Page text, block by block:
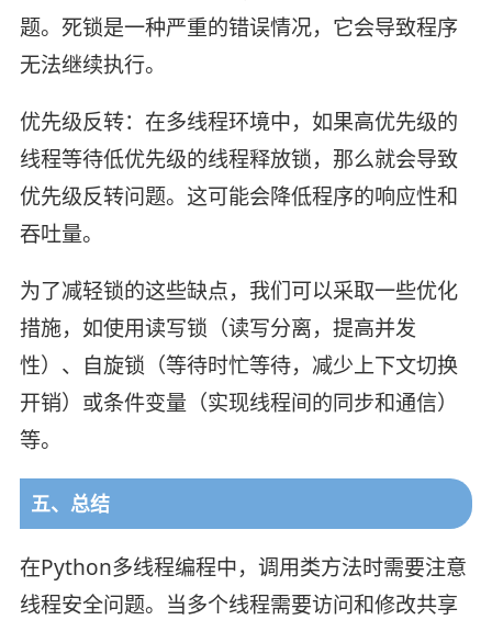
题。死锁是一种严重的错误情况，它会导致程序
无法继续执行。
优先级反转：在多线程环境中，如果高优先级的
线程等待低优先级的线程释放锁，那么就会导致
优先级反转问题。这可能会降低程序的响应性和
吞吐量。
为了减轻锁的这些缺点，我们可以采取一些优化
措施，如使用读写锁（读写分离，提高并发
性）、自旋锁（等待时忙等待，减少上下文切换
开销）或条件变量（实现线程间的同步和通信）
等。
五、总结
在Python多线程编程中，调用类方法时需要注意
线程安全问题。当多个线程需要访问和修改共享